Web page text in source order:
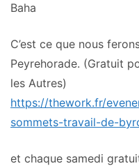
Baha
C’est ce que nous
Peyrehorade. (Gratuit
les Autres)
https://thework.fr/
sommets-travail-de-
et chaque samedi